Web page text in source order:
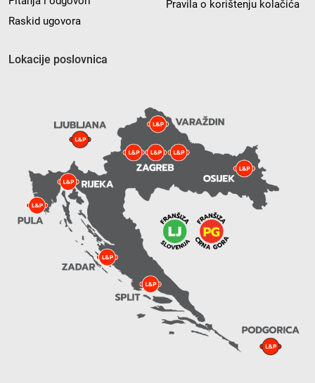
Raskid ugovora
Pravila o korištenju kolačića
Lokacije poslovnica